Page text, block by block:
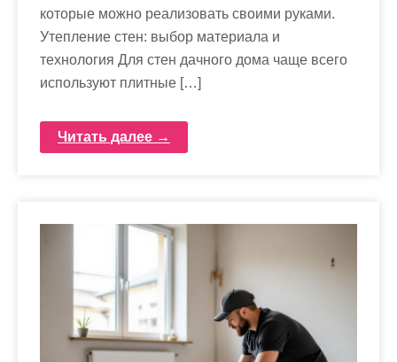
которые можно реализовать своими руками.
Утепление стен: выбор материала и
технология Для стен дачного дома чаще всего
используют плитные […]
Читать далее →